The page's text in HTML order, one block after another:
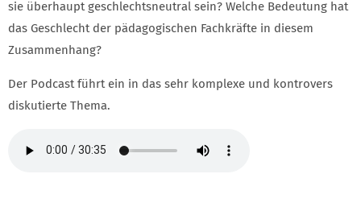
sie überhaupt geschlechtsneutral sein? Welche Bedeutung hat
das Geschlecht der pädagogischen Fachkräfte in diesem
Zusammenhang?
Der Podcast führt ein in das sehr komplexe und kontrovers
diskutierte Thema.